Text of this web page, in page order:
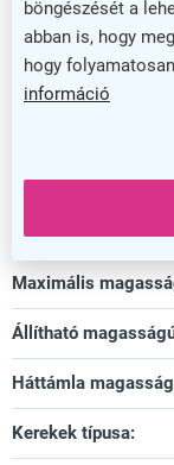
böngészését a
abban is, hogy
hogy
információ
Garancia:
Teherbírás :
Mélység:
Minimális
Maximális
Állítható
Háttámla
Kerekek típusa: